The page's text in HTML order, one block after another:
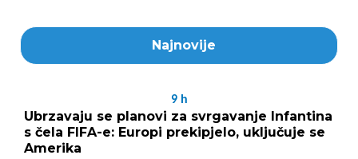
Najnovije
9 h
Ubrzavaju se planovi za svrgavanje Infantina
s čela FIFA-e: Europi prekipjelo, uključuje se
Amerika